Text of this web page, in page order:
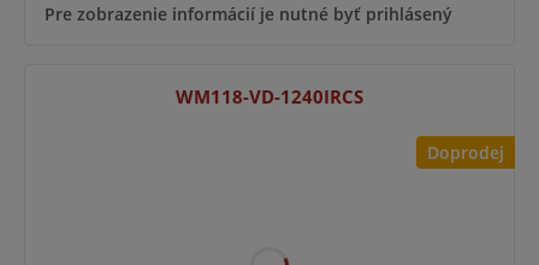
Pre zobrazenie informácií je nutné byť prihlásený
Doprodej
WM118-VD-1240IRCS